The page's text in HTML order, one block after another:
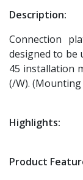
Description:
Connection
designed to be
45 installation
(/W).
Highlights:
Product